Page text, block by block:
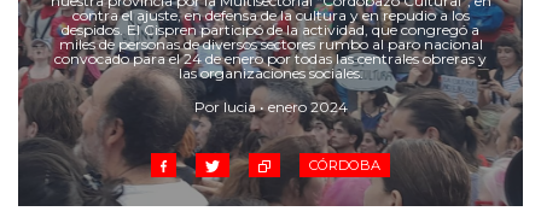
Cruz del Eje
Corredor de Ansenuza
La Carlota y zona
Laboulaye y sur
Bell Ville
Río Tercero
Despeñaderos
contra el ajuste, en defensa de la cultura y en repudio a los
despidos. El Cispren participó de la actividad, que congregó a
miles de personas de diversos sectores rumbo al paro nacional
convocado para el 24 de enero por todas las centrales obreras y
las organizaciones sociales.
Por lucia • enero 2024
CÓRDOBA